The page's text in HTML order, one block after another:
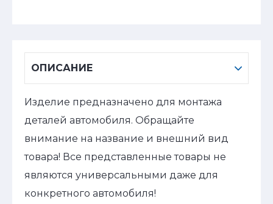
ОПИСАНИЕ
Изделие предназначено для монтажа
деталей автомобиля. Обращайте
внимание на название и внешний вид
товара! Все представленные товары не
являются универсальными даже для
конкретного автомобиля!